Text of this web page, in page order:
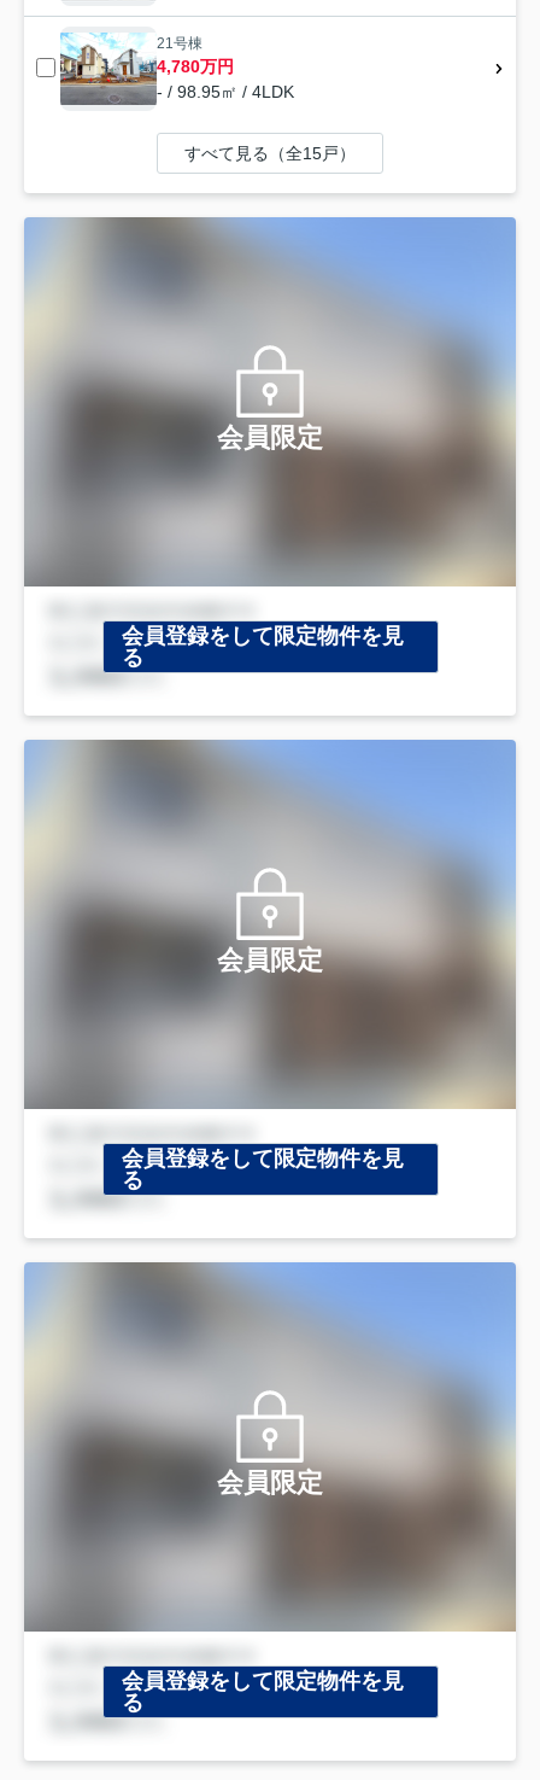
21号棟
4,780万円
- / 98.95㎡ / 4LDK
すべて見る（全15戸）
会員限定
会員登録をして限定物件を見
る
会員限定
会員登録をして限定物件を見
る
会員限定
会員登録をして限定物件を見
る